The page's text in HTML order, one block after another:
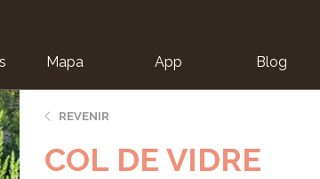
Mapa App Blog
REVENIR
COL DE VIDRE